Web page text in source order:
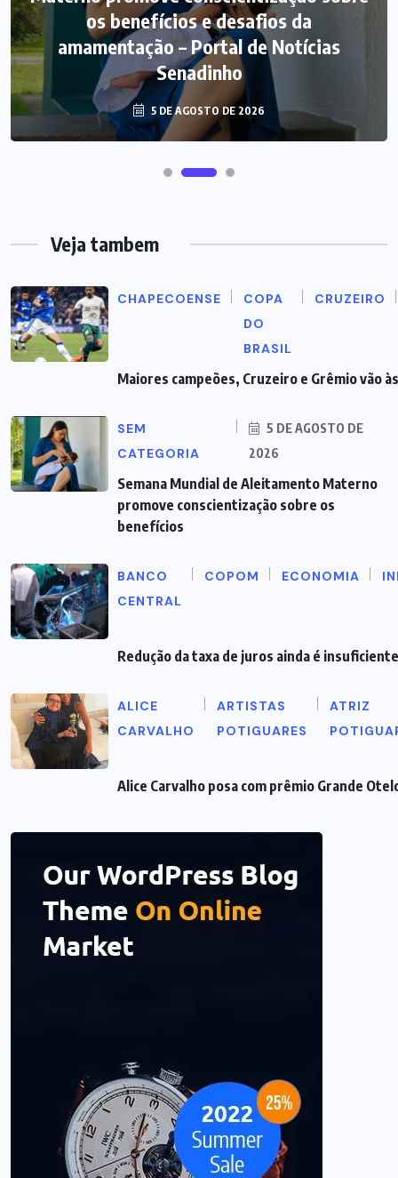
os benefícios e desafios da
amamentação – Portal de Notícias
Senadinho
5 DE AGOSTO DE 2026
Veja tambem
CHAPECOENSE
COPA
DO
BRASIL
CRUZEIRO
Maiores campeões, Cruzeiro e Grêmio vão
SEM
CATEGORIA
5 DE AGOSTO DE
2026
Semana Mundial de Aleitamento Materno
promove conscientização sobre os
benefícios
BANCO
CENTRAL
COPOM ECONOMIA
Redução da taxa de juros ainda é
ALICE
CARVALHO
ARTISTAS
POTIGUARES
ATRIZ
Alice Carvalho posa com prêmio Grande